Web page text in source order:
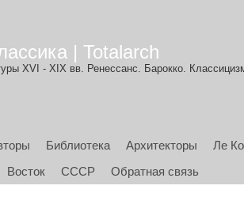
| Totalarch
XVI - XIX вв. Ренессанс. Барокко.
Библиотека Архитекторы Ле
Восток СССР Обратная связь